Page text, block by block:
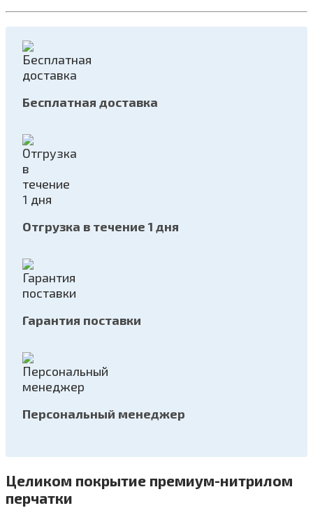
Бесплатная доставка
Отгрузка в течение 1 дня
Гарантия поставки
Персональный менеджер
Целиком покрытие премиум-нитрилом
перчатки